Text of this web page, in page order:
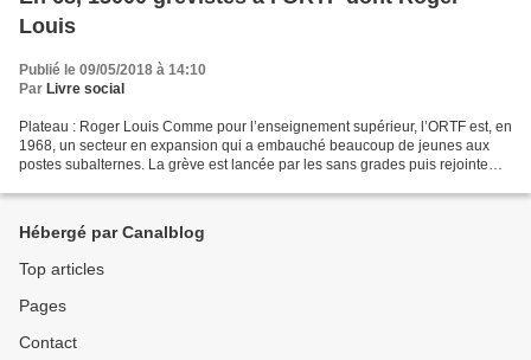
Louis
Publié le 09/05/2018 à 14:10
Par Livre social
Plateau : Roger Louis Comme pour l’enseignement supérieur, l’ORTF est, en
1968, un secteur en expansion qui a embauché beaucoup de jeunes aux
postes subalternes. La grève est lancée par les sans grades puis rejointe
Hébergé par Canalblog
Top articles
Pages
Contact